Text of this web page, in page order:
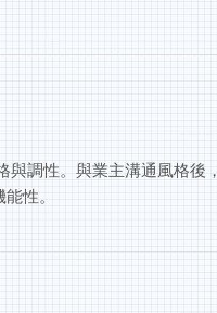
調性。與業主溝通風格後，
性。